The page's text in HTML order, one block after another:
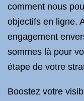
comment nous
objectifs en ligne.
engagement
sommes là pour
étape de votre
Boostez votre